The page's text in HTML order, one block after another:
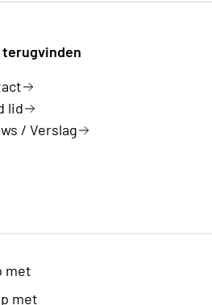
terugvinden
lid
/ Verslag
met